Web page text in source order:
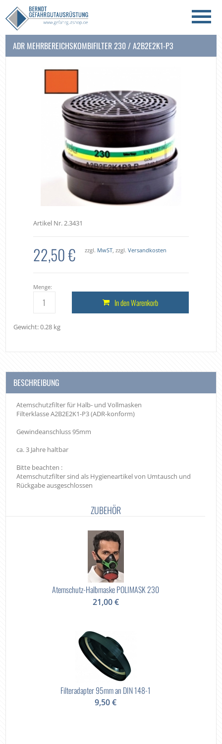
ADR MEHRBEREICHSKOMBIFILTER 230 / A2B2E2K1-P3
Artikel Nr. 2.3431
22,50 € zzgl. MwST, zzgl. Versandkosten
Menge:
In den Warenkorb
Gewicht: 0.28 kg
BESCHREIBUNG
Atemschutzfilter für Halb- und Vollmasken
Filterklasse A2B2E2K1-P3 (ADR-konform)
Gewindeanschluss 95mm
ca. 3 Jahre haltbar
Bitte beachten :
Atemschutzfilter sind als Hygieneartikel von Umtausch und
Rückgabe ausgeschlossen
ZUBEHÖR
Atemschutz-Halbmaske POLIMASK 230
21,00 €
Filteradapter 95mm an DIN 148-1
9,50 €